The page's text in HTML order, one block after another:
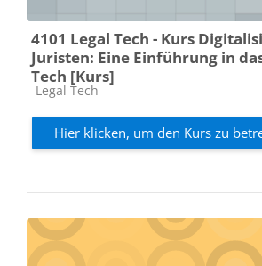
4101 Legal Tech - Kurs
Juristen: Eine Einführung in
Tech [Kurs]
Kursbereich
Legal Tech
Hier klicken, um den Kurs zu